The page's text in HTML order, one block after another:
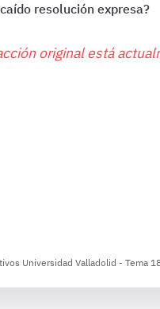
resolución expresa?
original está
Universidad Valladolid - Tema